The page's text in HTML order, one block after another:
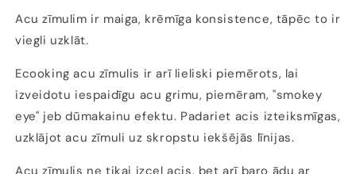
G
1.02
G
Acu zīmulim ir maiga, krēmīga konsistence, tāpēc to ir
viegli uzklāt.
Ecooking acu zīmulis ir arī lieliski piemērots, lai
izveidotu iespaidīgu acu grimu, piemēram, "smokey
eye" jeb dūmakainu efektu. Padariet acis izteiksmīgas,
uzklājot acu zīmuli uz skropstu iekšējās līnijas.
Acu zīmulis ne tikai izceļ acis, bet arī baro ādu ar